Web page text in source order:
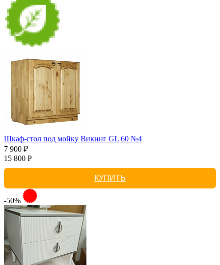
Шкаф-стол под мойку Викинг GL 60 №4
7 900 ₽
15 800 Р
КУПИТЬ
-50%